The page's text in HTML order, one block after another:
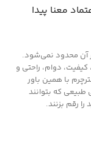
معنا پیدا
آن محدود نمی‌شود.
دوام، راحتی و
با همین باور
طبیعی که بتوانند
رقم بزنند.